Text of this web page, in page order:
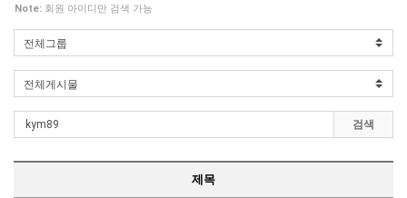
Note: 회원 아이디만 검색 가능
검색
제목